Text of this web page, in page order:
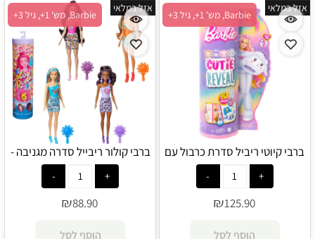
Barbie, מש' 1+, גיל 3+
אזל במלאי
ברבי קיוטי ריביל סדרת כרבול עם
חולצה מגניבה - טלה - Barbie
₪125.90
הוסף לסל
Barbie, מש' 1+, גיל 3+
אזל במלאי
ברבי קולור ריבייל סדרה מגניבה -
קשת בענן - Barbie
₪88.90
הוסף לסל